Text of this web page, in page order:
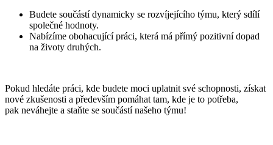
Budete součástí dynamicky se rozvíjejícího týmu, který sdílí
společné hodnoty.
Nabízíme obohacující práci, která má přímý pozitivní dopad
na životy druhých.
Pokud hledáte práci, kde budete moci uplatnit své schopnosti, získat
nové zkušenosti a především pomáhat tam, kde je to potřeba,
pak neváhejte a staňte se součástí našeho týmu!